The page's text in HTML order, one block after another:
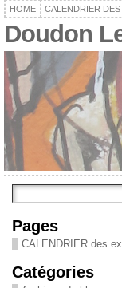
HOME CALENDRIER
Doudon
Pages
CALENDRIER des
Catégories